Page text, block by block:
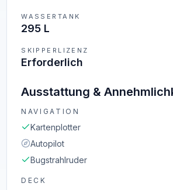
WASSERTANK
295 L
SKIPPERLIZENZ
Erforderlich
Ausstattung &
NAVIGATION
Kartenplotter
Autopilot
Bugstrahlruder
DECK